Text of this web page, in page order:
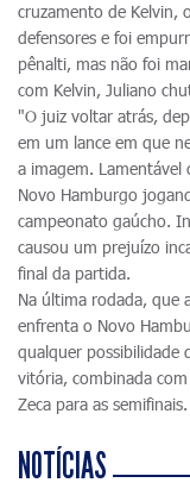
cruzamento de Kelvin,
defensores e foi
pênalti, mas não foi
com Kelvin, Juliano
"O juiz voltar atrás,
em um lance em que
a imagem. Lamentável
Novo Hamburgo
campeonato gaúcho.
causou um prejuízo
final da partida.
Na última rodada, que
enfrenta o Novo
qualquer possibilidade
vitória, combinada
Zeca para as semifinais.
NOTÍCIAS